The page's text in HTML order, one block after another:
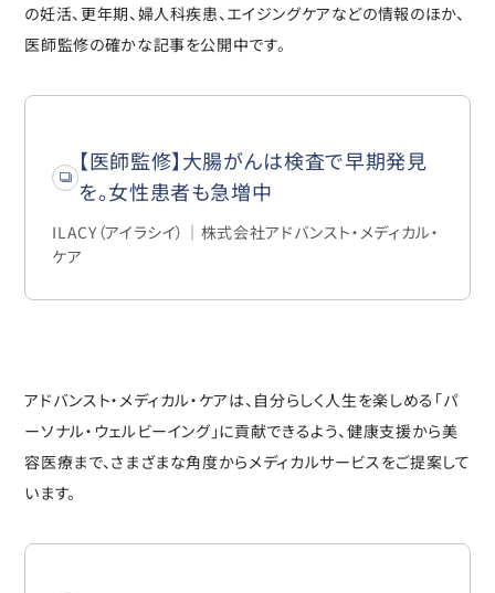
の妊活、更年期、婦人科疾患、エイジングケアなどの情報のほか、
医師監修の確かな記事を公開中です。
【医師監修】大腸がんは検査で早期発見
を。女性患者も急増中
ILACY（アイラシイ）｜株式会社アドバンスト・メディカル・
ケア
アドバンスト・メディカル・ケアは、自分らしく人生を楽しめる「パ
ーソナル・ウェルビーイング」に貢献できるよう、健康支援から美
容医療まで、さまざまな角度からメディカルサービスをご提案して
います。